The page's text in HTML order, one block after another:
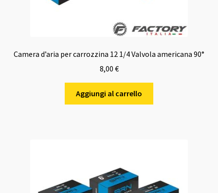
Camera d’aria per carrozzina 12 1/4 Valvola americana 90°
8,00 €
Aggiungi al carrello